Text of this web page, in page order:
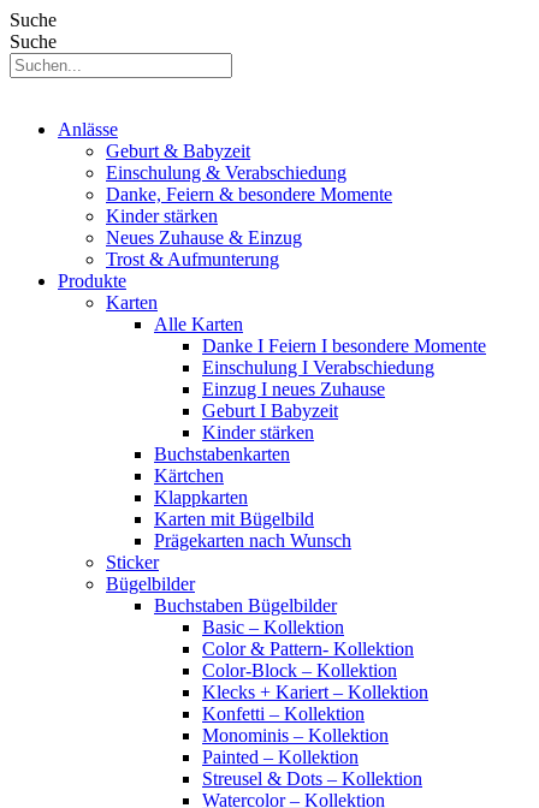
Suche
Suche
Anlässe
Geburt & Babyzeit
Einschulung & Verabschiedung
Danke, Feiern & besondere Momente
Kinder stärken
Neues Zuhause & Einzug
Trost & Aufmunterung
Produkte
Karten
Alle Karten
Danke I Feiern I besondere Momente
Einschulung I Verabschiedung
Einzug I neues Zuhause
Geburt I Babyzeit
Kinder stärken
Buchstabenkarten
Kärtchen
Klappkarten
Karten mit Bügelbild
Prägekarten nach Wunsch
Sticker
Bügelbilder
Buchstaben Bügelbilder
Basic – Kollektion
Color & Pattern- Kollektion
Color-Block – Kollektion
Klecks + Kariert – Kollektion
Konfetti – Kollektion
Monominis – Kollektion
Painted – Kollektion
Streusel & Dots – Kollektion
Watercolor – Kollektion